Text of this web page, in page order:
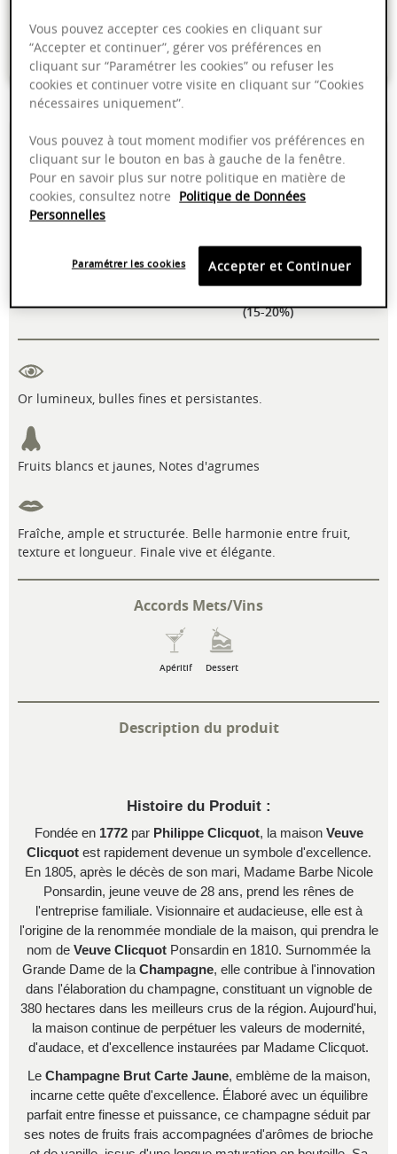
Paiement sécurisé
12,50%
Vieillissement sur
lies pendant 3 ans
minimum
8 - 10°C
Manuelle
Pinot Noir (50-55%),
Chardonnay (28-
(15-20%)
Or lumineux, bulles fines et persistantes.
Fruits blancs et jaunes, Notes d'agrumes
Fraîche, ample et structurée. Belle harmonie entre fruit,
texture et longueur. Finale vive et élégante.
Accords Mets/Vins
Apéritif Dessert
Description du produit
Histoire du Produit :
Fondée en1772par Philippe Clicquot, la maison Veuve
Clicquotest rapidement devenue un symbole d'excellence.
En 1805, après le décès de son mari, Madame Barbe Nicole
Ponsardin, jeune veuve de 28 ans, prend les rênes de
l'entreprise familiale. Visionnaire et audacieuse, elle est à
l'origine de la renommée mondiale de la maison, qui prendra le
nom de Veuve Clicquot Ponsardin en 1810. Surnommée la
Grande Dame de laChampagne, elle contribue à l'innovation
dans l'élaboration du champagne, constituant un vignoble de
380 hectares dans les meilleurs crus de la région. Aujourd'hui,
la maison continue de perpétuer les valeurs de modernité,
d'audace, et d'excellence instaurées par Madame Clicquot.
Le Champagne Brut Carte Jaune, emblème de la maison,
incarne cette quête d'excellence. Élaboré avec un équilibre
parfait entre finesse et puissance, ce champagne séduit par
ses notes de fruits frais accompagnées d'arômes de brioche
Vous pouvez accepter ces cookies en cliquant sur
“Accepter et continuer”, gérer vos préférences en
cliquant sur “Paramétrer les cookies” ou refuser les
cookies et continuer votre visite en cliquant sur “Cookies
nécessaires uniquement”.
Vous pouvez à tout moment modifier vos préférences en
cliquant sur le bouton en bas à gauche de la fenêtre.
Pour en savoir plus sur notre politique en matière de
cookies, consultez notre Politique de Données
Personnelles
Accepter et Continuer
Paramétrer les cookies